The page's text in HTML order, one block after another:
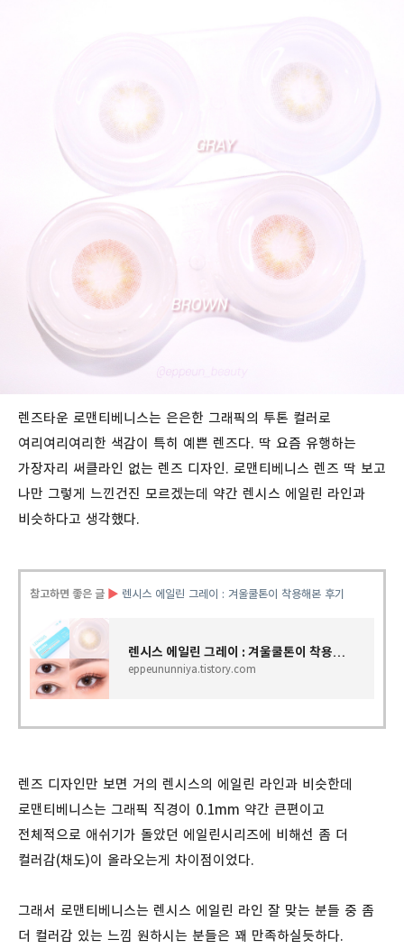
렌즈타운 로맨티베니스는 은은한 그래픽의 투톤 컬러로
여리여리여리한 색감이 특히 예쁜 렌즈다. 딱 요즘 유행하는
가장자리 써클라인 없는 렌즈 디자인. 로맨티베니스 렌즈 딱 보고
나만 그렇게 느낀건진 모르겠는데 약간 렌시스 에일린 라인과
비슷하다고 생각했다.
참고하면 좋은 글 ▶ 렌시스 에일린 그레이 : 겨울쿨톤이 착용해본 후기
렌시스 에일린 그레이 : 겨울쿨톤이 착용해본 후기
eppeununniya.tistory.com
렌즈 디자인만 보면 거의 렌시스의 에일린 라인과 비슷한데
로맨티베니스는 그래픽 직경이 0.1mm 약간 큰편이고
전체적으로 애쉬기가 돌았던 에일린시리즈에 비해선 좀 더
컬러감(채도)이 올라오는게 차이점이었다.
그래서 로맨티베니스는 렌시스 에일린 라인 잘 맞는 분들 중 좀
더 컬러감 있는 느낌 원하시는 분들은 꽤 만족하실듯하다.